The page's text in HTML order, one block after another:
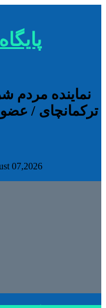
نماینده مردم
ترکمانچای /
07,2026